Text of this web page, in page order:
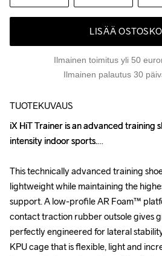
LISÄÄ
Ilmainen toimitus yli 50
Ilmainen palautus 30
TUOTEKUVAUS
iX HiT Trainer is an advanced training
intensity indoor sports.
This technically advanced training
lightweight while maintaining the
support. A low-profile AR Foam™
contact traction rubber outsole gives
perfectly engineered for lateral
KPU cage that is flexible, light and
iX HiT Trainer is an advanced training
intensity indoor sports.
This technically advanced training
lightweight while maintaining the
support. A low-profile AR Foam™
contact traction rubber outsole gives
perfectly engineered for lateral
KPU cage that is flexible, light and